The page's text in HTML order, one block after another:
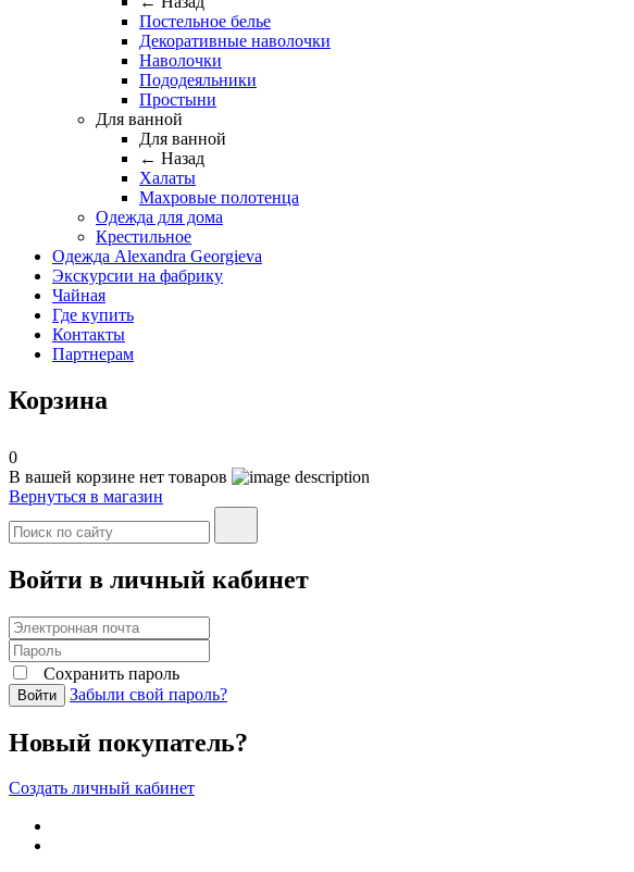
Постельное белье
Декоративные наволочки
Наволочки
Пододеяльники
Простыни
Для ванной
Для ванной
← Назад
Халаты
Махровые полотенца
Одежда для дома
Крестильное
Одежда Alexandra Georgieva
Экскурсии на фабрику
Чайная
Где купить
Контакты
Партнерам
Корзина
0
В вашей корзине нет товаров
Вернуться в магазин
Войти в личный кабинет
Сохранить пароль
Войти Забыли свой пароль?
Новый покупатель?
Создать личный кабинет